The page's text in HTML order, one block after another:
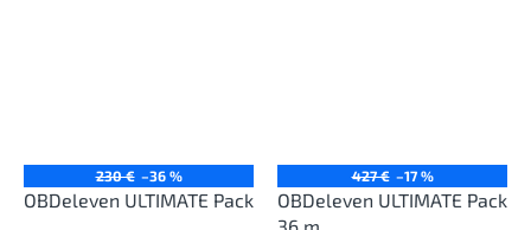
230 € –36 %
OBDeleven ULTIMATE Pack
427 € –17 %
OBDeleven ULTIMATE Pack